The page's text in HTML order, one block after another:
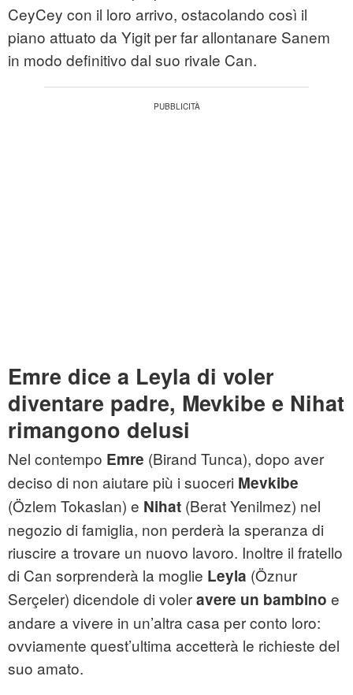
CeyCey con il loro arrivo, ostacolando così il
piano attuato da Yigit per far allontanare Sanem
in modo definitivo dal suo rivale Can.
Emre dice a Leyla di voler
diventare padre, Mevkibe e Nihat
rimangono delusi
Nel contempo Emre (Birand Tunca), dopo aver
deciso di non aiutare più i suoceri Mevkibe
(Özlem Tokaslan) e Nihat (Berat Yenilmez) nel
negozio di famiglia, non perderà la speranza di
riuscire a trovare un nuovo lavoro. Inoltre il fratello
di Can sorprenderà la moglie Leyla (Öznur
Serçeler) dicendole di voleravere un bambino e
andare a vivere in un’altra casa per conto loro:
ovviamente quest’ultima accetterà le richieste del
suo amato.